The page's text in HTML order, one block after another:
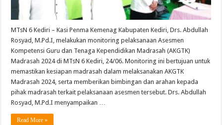
MTsN 6 Kediri – Kasi Penma Kemenag Kabupaten Kediri, Drs. Abdullah
Rosyad, M.Pd.I, melakukan monitoring pelaksanaan Asesmen
Kompetensi Guru dan Tenaga Kependidikan Madrasah (AKGTK)
Madrasah 2024 di MTsN 6 Kediri, 24/06. Monitoring ini bertujuan untuk
memastikan kesiapan madrasah dalam melaksanakan AKGTK
Madrasah 2024, serta memberikan bimbingan dan arahan kepada
pihak madrasah terkait pelaksanaan asesmen tersebut. Drs. Abdullah
Rosyad, M.Pd.I menyampaikan …
Read More »